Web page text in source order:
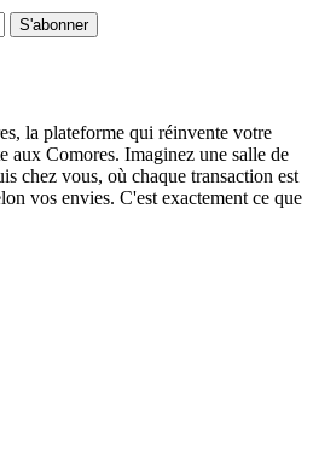
S'abonner
la plateforme qui réinvente votre
aux Comores. Imaginez une salle de
chez vous, où chaque transaction est
vos envies. C'est exactement ce que